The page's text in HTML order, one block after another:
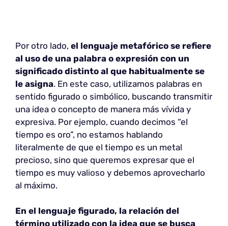
Por otro lado, el lenguaje metafórico se refiere
al uso de una palabra o expresión con un
significado distinto al que habitualmente se
le asigna. En este caso, utilizamos palabras en
sentido figurado o simbólico, buscando transmitir
una idea o concepto de manera más vívida y
expresiva. Por ejemplo, cuando decimos “el
tiempo es oro”, no estamos hablando
literalmente de que el tiempo es un metal
precioso, sino que queremos expresar que el
tiempo es muy valioso y debemos aprovecharlo
al máximo.
En el lenguaje figurado, la relación del
término utilizado con la idea que se busca